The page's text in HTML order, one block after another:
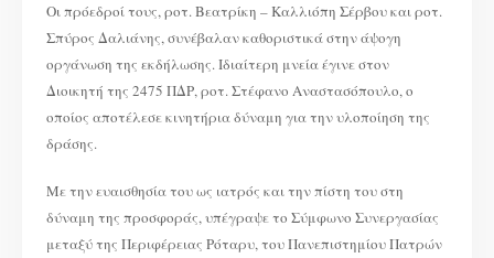
Οι πρόεδροί τους, ροτ. Βεατρίκη – Καλλιόπη Σέρβου και ροτ.
Σπύρος Δαλιάνης, συνέβαλαν καθοριστικά στην άψογη
οργάνωση της εκδήλωσης. Ιδιαίτερη μνεία έγινε στον
Διοικητή της 2475 ΠΔΡ, ροτ. Στέφανο Αναστασόπουλο, ο
οποίος αποτέλεσε κινητήρια δύναμη για την υλοποίηση της
δράσης.
Με την ευαισθησία του ως ιατρός και την πίστη του στη
δύναμη της προσφοράς, υπέγραψε το Σύμφωνο Συνεργασίας
μεταξύ της Περιφέρειας Ρόταρυ, του Πανεπιστημίου Πατρών